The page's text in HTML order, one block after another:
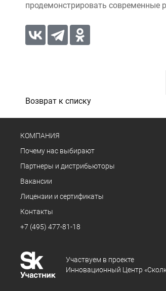
продемонстрировать современные
Возврат к списку
КОМПАНИЯ
Почему нас выбирают
Партнеры и дистрибьюторы
Вакансии
Лицензии и сертификаты
Контакты
+7 (495) 477-81-18
Участвуем в проекте
Инновационный Центр